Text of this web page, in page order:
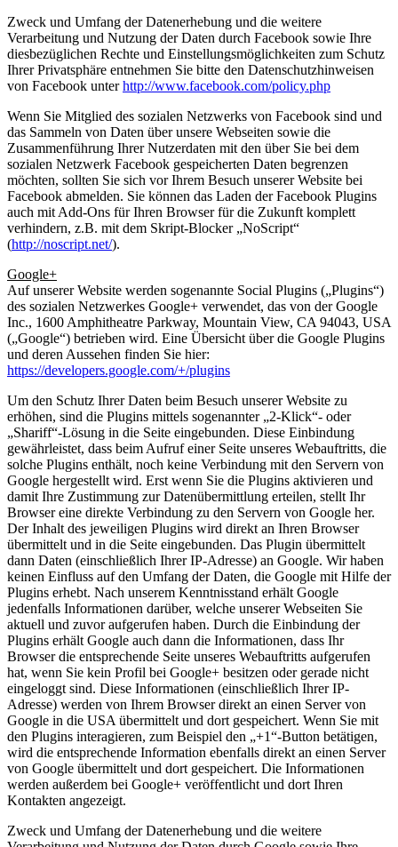
Zweck und Umfang der Datenerhebung und die weitere
Verarbeitung und Nutzung der Daten durch Facebook sowie Ihre
diesbezüglichen Rechte und Einstellungsmöglichkeiten zum Schutz
Ihrer Privatsphäre entnehmen Sie bitte den Datenschutzhinweisen
von Facebook unterhttp://www.facebook.com/policy.php
Wenn Sie Mitglied des sozialen Netzwerks von Facebook sind und
das Sammeln von Daten über unsere Webseiten sowie die
Zusammenführung Ihrer Nutzerdaten mit den über Sie bei dem
sozialen Netzwerk Facebook gespeicherten Daten begrenzen
möchten, sollten Sie sich vor Ihrem Besuch unserer Website bei
Facebook abmelden. Sie können das Laden der Facebook Plugins
auch mit Add-Ons für Ihren Browser für die Zukunft komplett
verhindern, z.B. mit dem Skript-Blocker „NoScript“
(http://noscript.net/).
Google+
Auf unserer Website werden sogenannte Social Plugins („Plugins“)
des sozialen Netzwerkes Google+ verwendet, das von der Google
Inc., 1600 Amphitheatre Parkway, Mountain View, CA 94043, USA
(„Google“) betrieben wird. Eine Übersicht über die Google Plugins
und deren Aussehen finden Sie hier:
https://developers.google.com/+/plugins
Um den Schutz Ihrer Daten beim Besuch unserer Website zu
erhöhen, sind die Plugins mittels sogenannter „2-Klick“- oder
„Shariff“-Lösung in die Seite eingebunden. Diese Einbindung
gewährleistet, dass beim Aufruf einer Seite unseres Webauftritts, die
solche Plugins enthält, noch keine Verbindung mit den Servern von
Google hergestellt wird. Erst wenn Sie die Plugins aktivieren und
damit Ihre Zustimmung zur Datenübermittlung erteilen, stellt Ihr
Browser eine direkte Verbindung zu den Servern von Google her.
Der Inhalt des jeweiligen Plugins wird direkt an Ihren Browser
übermittelt und in die Seite eingebunden. Das Plugin übermittelt
dann Daten (einschließlich Ihrer IP-Adresse) an Google. Wir haben
keinen Einfluss auf den Umfang der Daten, die Google mit Hilfe der
Plugins erhebt. Nach unserem Kenntnisstand erhält Google
jedenfalls Informationen darüber, welche unserer Webseiten Sie
aktuell und zuvor aufgerufen haben. Durch die Einbindung der
Plugins erhält Google auch dann die Informationen, dass Ihr
Browser die entsprechende Seite unseres Webauftritts aufgerufen
hat, wenn Sie kein Profil bei Google+ besitzen oder gerade nicht
eingeloggt sind. Diese Informationen (einschließlich Ihrer IP-
Adresse) werden von Ihrem Browser direkt an einen Server von
Google in die USA übermittelt und dort gespeichert. Wenn Sie mit
den Plugins interagieren, zum Beispiel den „+1“-Button betätigen,
wird die entsprechende Information ebenfalls direkt an einen Server
von Google übermittelt und dort gespeichert. Die Informationen
werden außerdem bei Google+ veröffentlicht und dort Ihren
Kontakten angezeigt.
Zweck und Umfang der Datenerhebung und die weitere